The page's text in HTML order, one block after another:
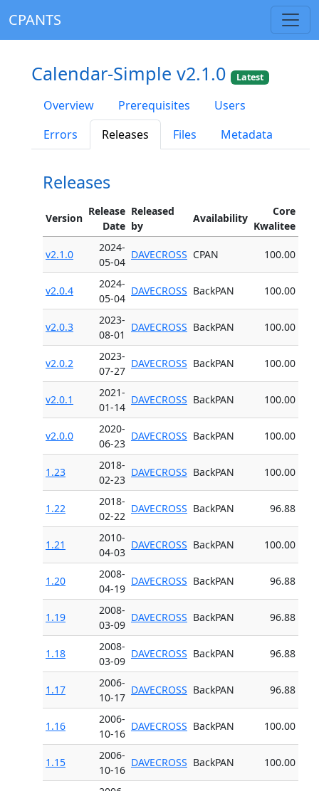
CPANTS
Calendar-Simple v2.1.0 Latest
Overview Prerequisites
Users
Errors
Releases Files Metadata
Releases
Version
Release
Date
Released
by
Availability
Core
Kwalitee
v2.1.0
2024-
05-04
DAVECROSS CPAN 100.00
v2.0.4
2024-
05-04
DAVECROSS BackPAN 100.00
v2.0.3
2023-
08-01
DAVECROSS BackPAN 100.00
v2.0.2
2023-
07-27
DAVECROSS BackPAN 100.00
v2.0.1
2021-
01-14
DAVECROSS BackPAN 100.00
v2.0.0
2020-
06-23
DAVECROSS BackPAN 100.00
1.23
2018-
02-23
DAVECROSS BackPAN 100.00
1.22
2018-
02-22
DAVECROSS BackPAN 96.88
1.21
2010-
04-03
DAVECROSS BackPAN 100.00
1.20
2008-
04-19
DAVECROSS BackPAN 96.88
1.19
2008-
03-09
DAVECROSS BackPAN 96.88
1.18
2008-
03-09
DAVECROSS BackPAN 96.88
1.17
2006-
10-17
DAVECROSS BackPAN 96.88
1.16
2006-
10-16
DAVECROSS BackPAN 100.00
1.15
2006-
10-16
DAVECROSS BackPAN 100.00